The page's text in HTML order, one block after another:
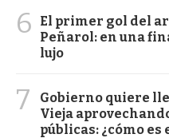
6
El primer gol del
Peñarol: en una
lujo
7
Gobierno quiere
Vieja
públicas: ¿cómo es